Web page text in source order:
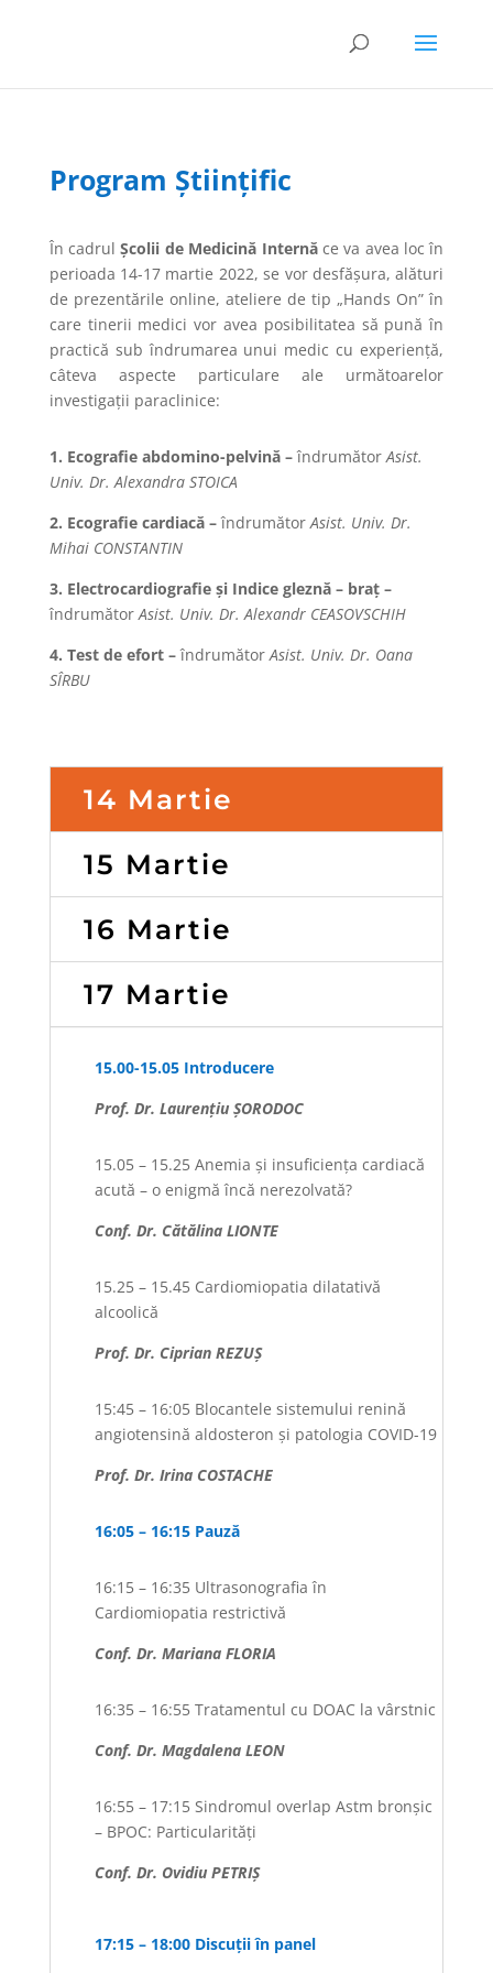
Program Științific
În cadrulȘcolii de Medicină Internăce va avea loc în
perioada 14-17 martie 2022, se vor desfășura, alături
de prezentările online, ateliere de tip „Hands On” în
care tinerii medici vor avea posibilitatea să pună în
practică sub îndrumarea unui medic cu experiență,
câteva aspecte particulare ale următoarelor
investigații paraclinice:
1. Ecografie abdomino-pelvină –îndrumătorAsist.
Univ. Dr. Alexandra STOICA
2. Ecografie cardiacă –îndrumătorAsist. Univ. Dr.
Mihai CONSTANTIN
3. Electrocardiografie și Indice gleznă – braț –
îndrumătorAsist. Univ. Dr. Alexandr CEASOVSCHIH
4. Test de efort –îndrumătorAsist. Univ. Dr. Oana
SÎRBU
14 Martie
15 Martie
16 Martie
17 Martie
15.00-15.05 Introducere
Prof. Dr. Laurențiu ȘORODOC
15.05 – 15.25 Anemia și insuficiența cardiacă
acută – o enigmă încă nerezolvată?
Conf. Dr. Cătălina LIONTE
15.25 – 15.45 Cardiomiopatia dilatativă
alcoolică
Prof. Dr. Ciprian REZUȘ
15:45 – 16:05 Blocantele sistemului renină
angiotensină aldosteron și patologia COVID-19
Prof. Dr. Irina COSTACHE
16:05 – 16:15 Pauză
16:15 – 16:35 Ultrasonografia în
Cardiomiopatia restrictivă
Conf. Dr. Mariana FLORIA
16:35 – 16:55 Tratamentul cu DOAC la vârstnic
Conf. Dr. Magdalena LEON
16:55 – 17:15 Sindromul overlap Astm bronșic
– BPOC: Particularități
Conf. Dr. Ovidiu PETRIȘ
17:15 – 18:00 Discuții în panel